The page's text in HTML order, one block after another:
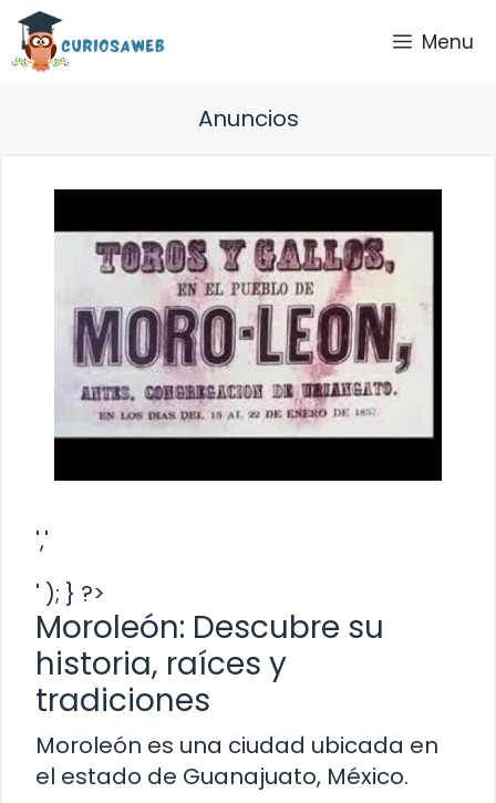
Saltar
contenido
Menu
Anuncios
','
' ); } ?>
Moroleón: Descubre su
historia, raíces y
tradiciones
Moroleón es una ciudad ubicada en
el estado de Guanajuato, México.